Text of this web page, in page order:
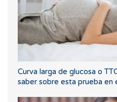
Curva larga de glucosa o
saber sobre esta prueba en